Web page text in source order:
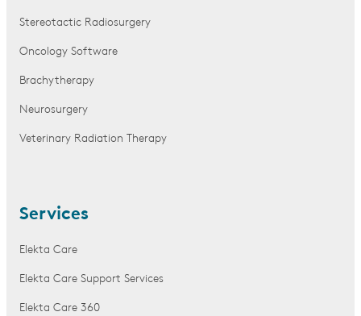
Stereotactic Radiosurgery
Oncology Software
Brachytherapy
Neurosurgery
Veterinary Radiation Therapy
Services
Elekta Care
Elekta Care Support Services
Elekta Care 360